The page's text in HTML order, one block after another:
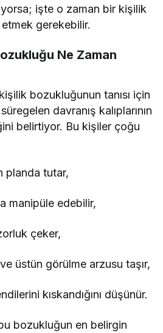
işte o zaman bir kişilik
gerekebilir.
Ne Zaman
bozukluğunun tanısı için
davranış kalıplarının
belirtiyor. Bu kişiler çoğu
planda tutar,
manipüle edebilir,
çeker,
üstün görülme arzusu taşır,
kıskandığını düşünür.
bozukluğun en belirgin